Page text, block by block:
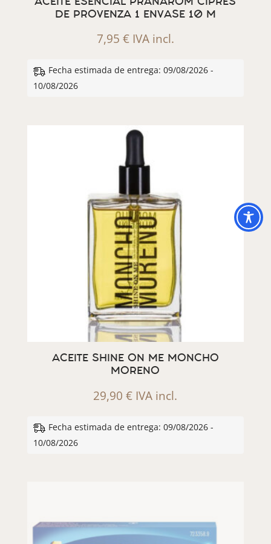
DE PROVENZA 1 ENVASE 10 M
7,95 € IVA incl.
Fecha estimada de entrega: 09/08/2026 -
10/08/2026
ACEITE SHINE ON ME MONCHO
MORENO
29,90€ IVA incl.
Fecha estimada de entrega: 09/08/2026 -
10/08/2026